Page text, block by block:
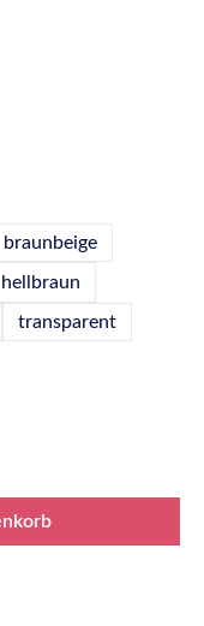
braunbeige
hellbraun
transparent
Wert ein